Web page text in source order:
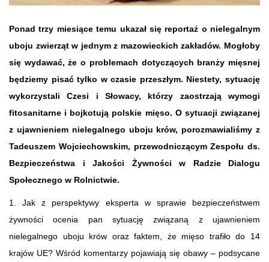
Ponad trzy miesiące temu ukazał się reportaż o nielegalnym
uboju zwierząt w jednym z mazowieckich zakładów. Mogłoby
się wydawać, że o problemach dotyczących branży mięsnej
będziemy pisać tylko w czasie przeszłym. Niestety, sytuację
wykorzystali Czesi i Słowacy, którzy zaostrzają wymogi
fitosanitarne i bojkotują polskie mięso. O sytuacji związanej
z ujawnieniem nielegalnego uboju krów, porozmawialiśmy z
Tadeuszem Wojciechowskim, przewodniczącym Zespołu ds.
Bezpieczeństwa i Jakości Żywności w Radzie Dialogu
Społecznego w Rolnictwie.
1. Jak z perspektywy eksperta w sprawie bezpieczeństwem
żywności ocenia pan sytuację związaną z ujawnieniem
nielegalnego uboju krów oraz faktem, że mięso trafiło do 14
krajów UE? Wśród komentarzy pojawiają się obawy – podsycane